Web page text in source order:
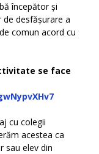
începător și
desfășurare a
comun acord cu
se face
cu colegii
acestea ca
sau elev din